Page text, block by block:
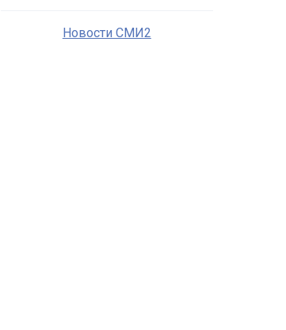
Новости СМИ2